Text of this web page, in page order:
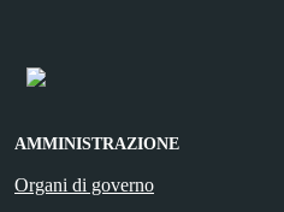
AMMINISTRAZIONE
Organi di governo